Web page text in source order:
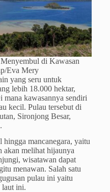
di Kawasan
Eva Mery
yang seru untuk
lebih 18.000 hektar,
kawasannya sendiri
kecil. Pulau tersebut di
Sironjong Besar,
mancanegara, yaitu
akan melihat hijaunya
wisatawan dapat
menawan. Salah satu
pulau ini yaitu
laut ini.